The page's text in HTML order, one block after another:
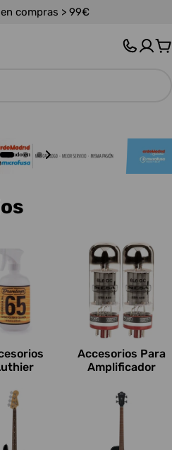
compras > 99€
Accesorios Para
Amplificador